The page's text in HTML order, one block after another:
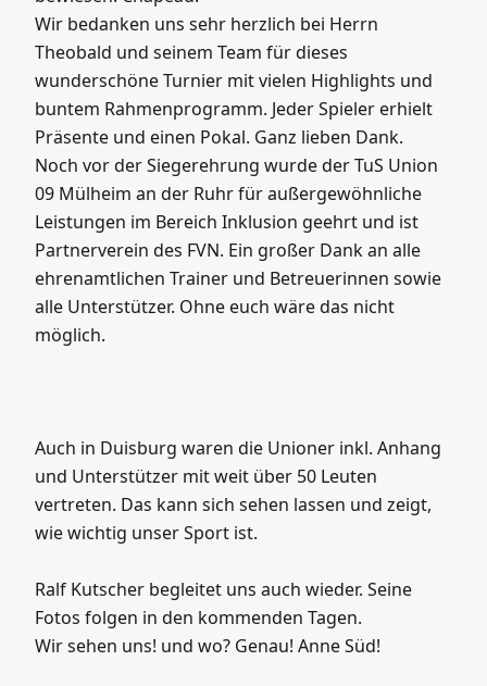
Noch vor der Siegerehrung wurde der TuS Union
Partnerverein des FVN. Ein großer Dank an alle
ehrenamtlichen Trainer und Betreuerinnen sowie
vertreten. Das kann sich sehen lassen und zeigt,
Fotos folgen in den kommenden Tagen.